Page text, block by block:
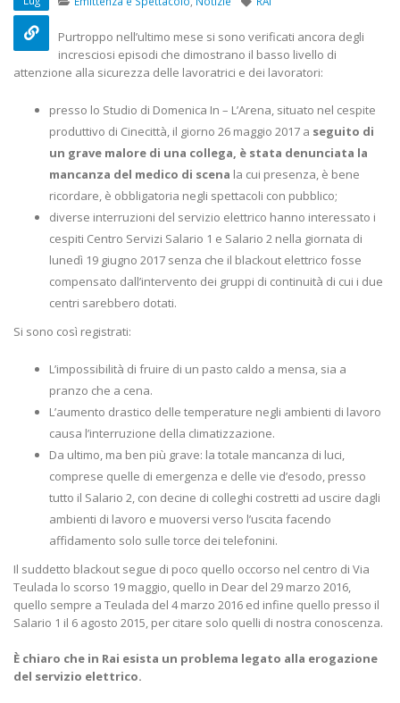
Purtroppo nell’ultimo mese si sono verificati ancora degli
incresciosi episodi che dimostrano il basso livello di
attenzione alla sicurezza delle lavoratrici e dei lavoratori:
presso lo Studio di Domenica In – L’Arena, situato nel cespite
produttivo di Cinecittà, il giorno 26 maggio 2017 a seguito di
un grave malore di una collega, è stata denunciata la
mancanza del medico di scena la cui presenza, è bene
ricordare, è obbligatoria negli spettacoli con pubblico;
diverse interruzioni del servizio elettrico hanno interessato i
cespiti Centro Servizi Salario 1 e Salario 2 nella giornata di
lunedì 19 giugno 2017 senza che il blackout elettrico fosse
compensato dall’intervento dei gruppi di continuità di cui i due
centri sarebbero dotati.
Si sono così registrati:
L’impossibilità di fruire di un pasto caldo a mensa, sia a
pranzo che a cena.
L’aumento drastico delle temperature negli ambienti di lavoro
causa l’interruzione della climatizzazione.
Da ultimo, ma ben più grave: la totale mancanza di luci,
comprese quelle di emergenza e delle vie d’esodo, presso
tutto il Salario 2, con decine di colleghi costretti ad uscire dagli
ambienti di lavoro e muoversi verso l’uscita facendo
affidamento solo sulle torce dei telefonini.
Il suddetto blackout segue di poco quello occorso nel centro di Via
Teulada lo scorso 19 maggio, quello in Dear del 29 marzo 2016,
quello sempre a Teulada del 4 marzo 2016 ed infine quello presso il
Salario 1 il 6 agosto 2015, per citare solo quelli di nostra conoscenza.
È chiaro che in Rai esista un problema legato alla erogazione
del servizio elettrico.
22 Ottobre 2022
Elezioni RSU TIM Servizi
Digitali
Telecom: sciopero contro
lo scorporo della rete
21 Giugno 2022
Elezioni RSU
R.T.I.
Convenzione
Centro Estetico
20 Gennaio 2022